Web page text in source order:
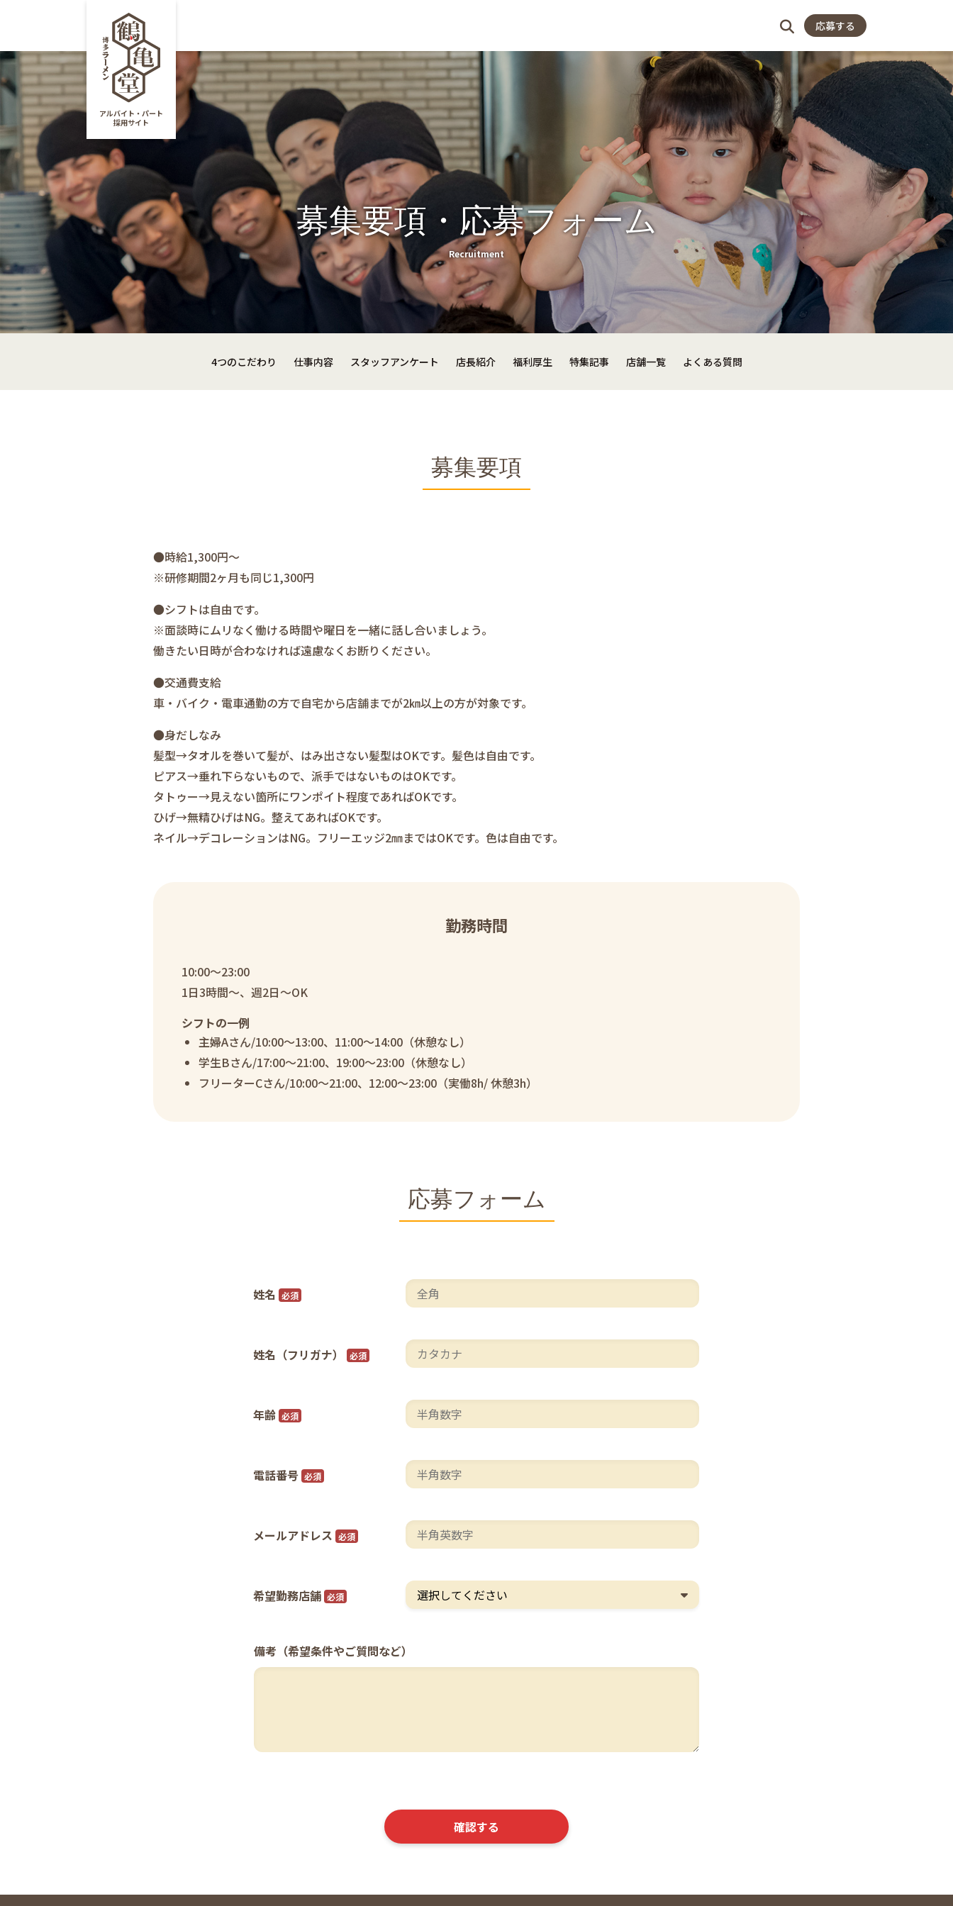
アルバイト・パート
採用サイト
応募する
close
募集要項・応募フォーム
Recruitment
4つのこだわり 仕事内容 スタッフアンケート 店長紹介 福利厚生 特集記事 店舗一覧 よくある質問
募集要項
●時給1,300円～
※研修期間2ヶ月も同じ1,300円
●シフトは自由です。
※面談時にムリなく働ける時間や曜日を一緒に話し合いましょう。
働きたい日時が合わなければ遠慮なくお断りください。
●交通費支給
車・バイク・電車通勤の方で自宅から店舗までが2㎞以上の方が対象です。
●身だしなみ
髪型→タオルを巻いて髪が、はみ出さない髪型はOKです。髪色は自由です。
ピアス→垂れ下らないもので、派手ではないものはOKです。
タトゥー→見えない箇所にワンポイト程度であればOKです。
ひげ→無精ひげはNG。整えてあればOKです。
ネイル→デコレーションはNG。フリーエッジ2㎜まではOKです。色は自由です。
勤務時間
10:00～23:00
1日3時間～、週2日～OK
シフトの一例
主婦Aさん/10:00～13:00、11:00～14:00（休憩なし）
学生Bさん/17:00～21:00、19:00～23:00（休憩なし）
フリーターCさん/10:00～21:00、12:00～23:00（実働8h/ 休憩3h）
応募フォーム
姓名 必須
姓名（フリガナ） 必須
年齢 必須
電話番号 必須
メールアドレス 必須
希望勤務店舗 必須
備考（希望条件やご質問など）